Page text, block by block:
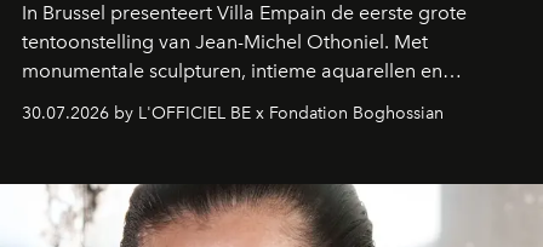
In Brussel presenteert Villa Empain de eerste grote
tentoonstelling van Jean-Michel Othoniel. Met
monumentale sculpturen, intieme aquarellen en
fonkelend Murano-glas creëert de Franse kunstenaar
een emotionele reis waarin elk werk de herinnering
moment van verwondering.
30.07.2026 by L'OFFICIEL BE x Fondation Boghossian